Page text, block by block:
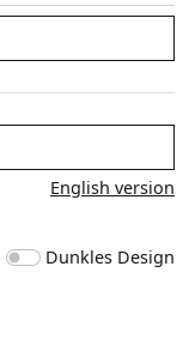
English version
Dunkles Design